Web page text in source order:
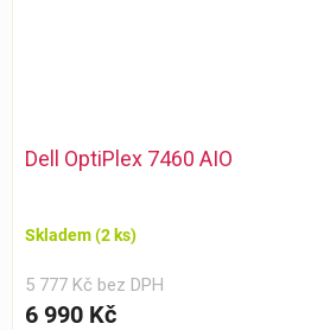
Dell OptiPlex 7460 AIO
Skladem(2 ks)
5 777 Kč bez DPH
6 990 Kč